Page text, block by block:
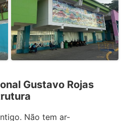
Gustavo Rojas
Não tem ar-